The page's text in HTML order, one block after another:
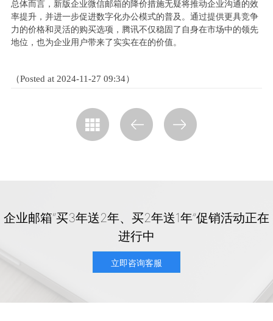
总体而言，新版企业微信邮箱的降价措施无疑将推动企业沟通的效
率提升，并进一步促进数字化办公模式的普及。通过提供更具竞争
力的价格和灵活的购买选项，腾讯不仅稳固了自身在市场中的领先
地位，也为企业用户带来了实实在在的价值。
（Posted at 2024-11-27 09:34）
企业邮箱“买3年送2年、买2年送1年”促销活动正在
进行中
立即咨询客服